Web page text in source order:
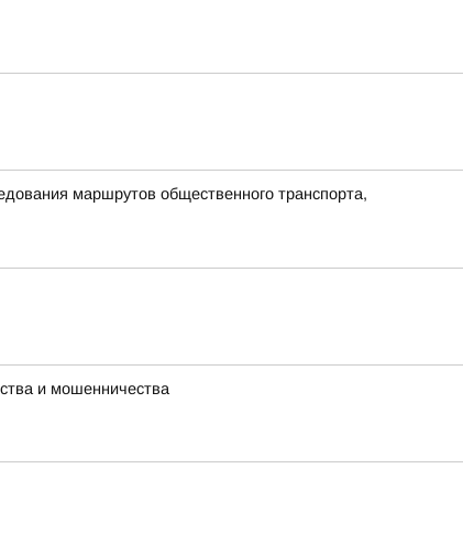
маршрутов общественного транспорта,
и мошенничества